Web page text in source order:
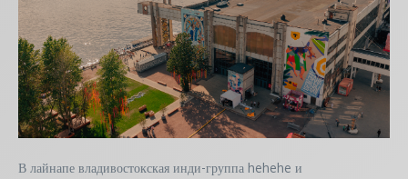
В лайнапе владивостокская инди-группа hehehe и